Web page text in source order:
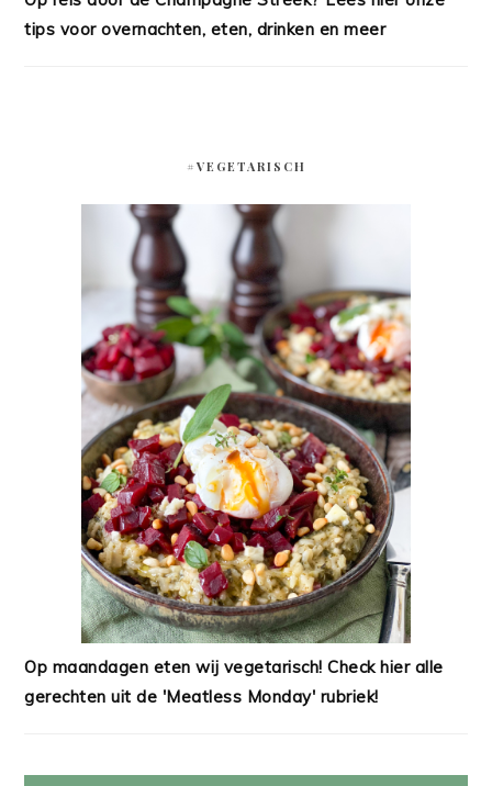
tips voor overnachten, eten, drinken en meer
#VEGETARISCH
Op maandagen eten wij vegetarisch! Check hier alle
gerechten uit de 'Meatless Monday' rubriek!